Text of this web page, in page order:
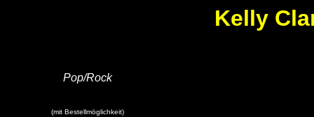
Kelly
Pop/Rock
(mit Bestellmöglichkeit)